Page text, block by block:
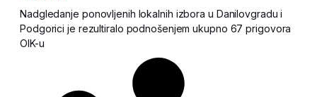
Nadgledanje ponovljenih lokalnih izbora u Danilovgradu i
Podgorici je rezultiralo podnošenjem ukupno 67 prigovora
OIK-u